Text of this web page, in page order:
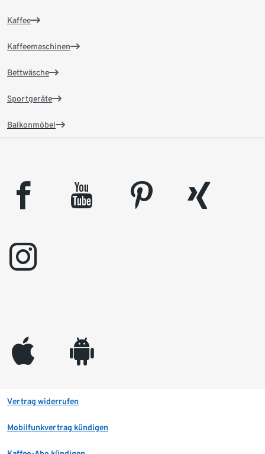
Kaffee
Kaffeemaschinen
Bettwäsche
Sportgeräte
Balkonmöbel
facebook youtube pinterest
xing
instagram
appleinc android
Vertrag widerrufen
Mobilfunkvertrag kündigen